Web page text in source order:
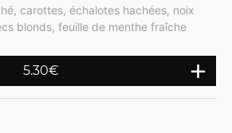
carottes, échalotes hachées, noix
blonds, feuille de menthe fraîche
5.30€